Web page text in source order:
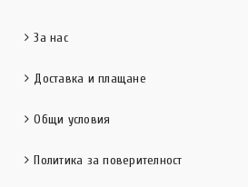
За нас
Доставка и плащане
Общи условия
Политика за поверителност